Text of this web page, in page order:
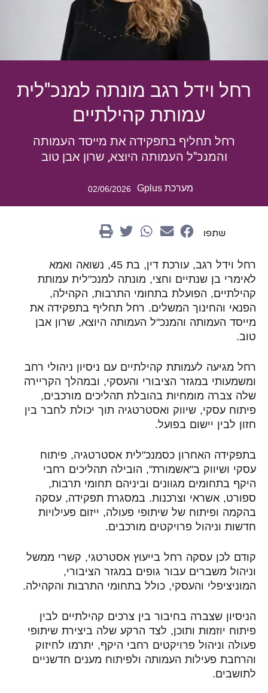
רחל וידל רגב מונתה למנכ"לית
עמותת קהילתיים
רחל תחליף בתפקידה את מייסד העמותה
והמנכ"ל העמותה היוצא, שרון אבן טוב
מערכת Gplus 02/06/2026
שתפו
רחל וידל רגב, עורכת דין, בת 45, נשואה ואמא
לאימרי בן שנתיים וחצי, מונתה למנכ"לית עמותת
קהילתיים, הפועלת בתחומי התרבות, הקהילה,
הפנאי והחינוך המשלים. רחל תחליף בתפקידה את
מייסד העמותה והמנכ"ל העמותה היוצא, שרון אבן
טוב.
רחל מגיעה לעמותת קהילתיים עם ניסיון ניהולי רחב
ומשמעותי במגזר הציבורי והעסקי, ובמהלך הקריירה
שלה צברה מומחיות בהובלת תהליכים מורכבים,
פיתוח עסקי, שיווק ואסטרטגיה תוך יכולת לחבר בין
חזון לבין יישום בפועל.
בתפקידה האחרון כסמנכ"לית אסטרטגיה, פיתוח
עסקי ושיווק ב"אשמורת", הובילה תהליכים רחבי
היקף בתחומים מגוונים וביניהם תחומי תרבות,
ספורט, אשראי וצרכנות. במסגרת תפקידה, עסקה
בהקמה ופיתוח של שיתופי פעולה, ייזום פעילויות
חדשות וניהול פרויקטים מורכבים.
קודם לכן עסקה רחל בייעוץ אסטרטגי, קשרי ממשל
וניהול משברים עבור גופים במגזר הציבורי,
המוניציפלי והעסקי, כולל בתחומי התרבות והקהילה.
הניסיון שצברה בחיבור בין צרכים קהילתיים לבין
פיתוח יוזמות ותוכן, לצד הרקע שלה ביצירת שיתופי
פעולה וניהול פרויקטים רחבי היקף, יתרמו לחיזוק
והרחבת פעילות העמותה ולפיתוח מענים חדשניים
לתושבים.